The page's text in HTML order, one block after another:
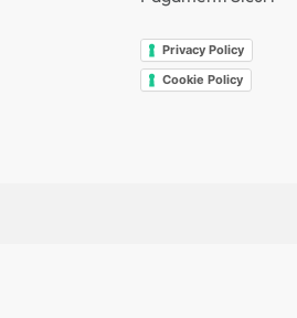
Privacy Policy
Cookie Policy